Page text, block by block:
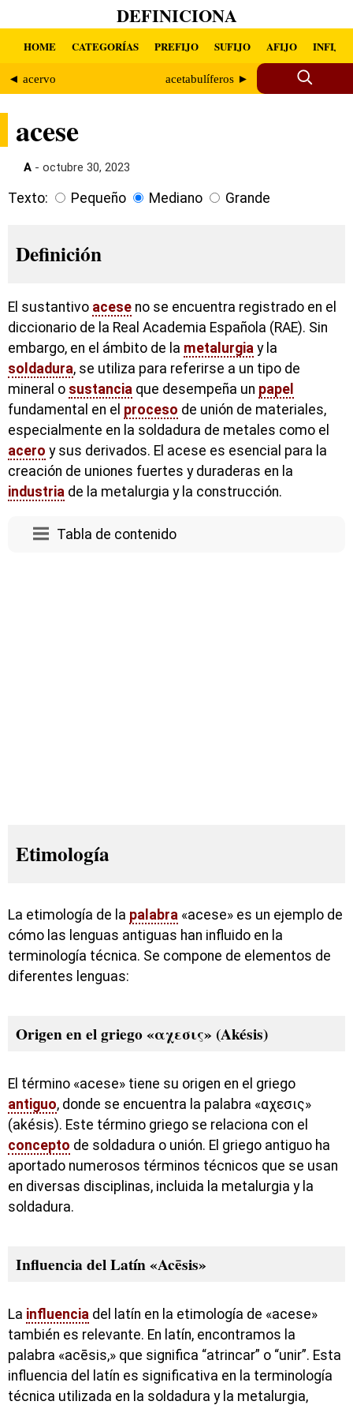
DEFINICIONA
HOME CATEGORÍAS PREFIJO SUFIJO AFIJO INFIJO
◄ acervo acetabulíferos ►
acese
A - octubre 30, 2023
Texto: Pequeño Mediano Grande
Definición
El sustantivo acese no se encuentra registrado en el
diccionario de la Real Academia Española (RAE). Sin
embargo, en el ámbito de la metalurgia y la
soldadura, se utiliza para referirse a un tipo de
mineral o sustancia que desempeña un papel
fundamental en el proceso de unión de materiales,
especialmente en la soldadura de metales como el
acero y sus derivados. El acese es esencial para la
creación de uniones fuertes y duraderas en la
industria de la metalurgia y la construcción.
Tabla de contenido
Etimología
La etimología de la palabra «acese» es un ejemplo de
cómo las lenguas antiguas han influido en la
terminología técnica. Se compone de elementos de
diferentes lenguas:
Origen en el griego «αχεσις» (Akésis)
El término «acese» tiene su origen en el griego
antiguo, donde se encuentra la palabra «αχεσις»
(akésis). Este término griego se relaciona con el
concepto de soldadura o unión. El griego antiguo ha
aportado numerosos términos técnicos que se usan
en diversas disciplinas, incluida la metalurgia y la
soldadura.
Influencia del Latín «Acēsis»
La influencia del latín en la etimología de «acese»
también es relevante. En latín, encontramos la
palabra «acēsis,» que significa “atrincar” o “unir”. Esta
influencia del latín es significativa en la terminología
técnica utilizada en la soldadura y la metalurgia,